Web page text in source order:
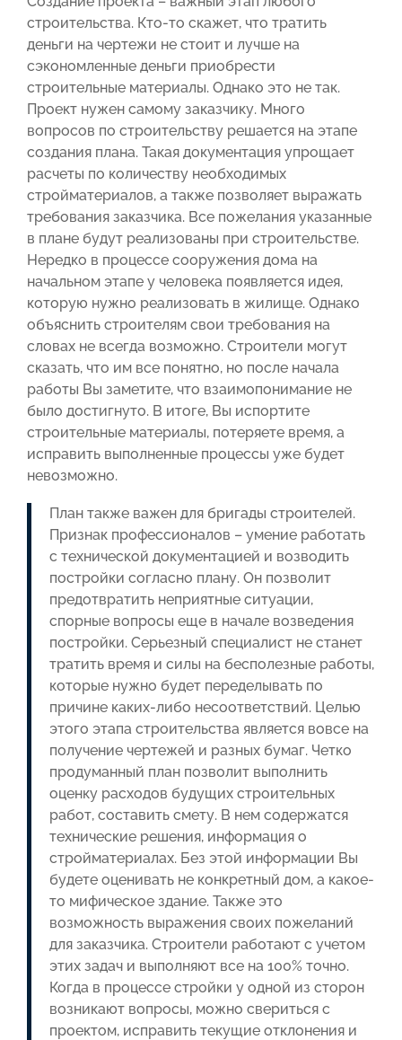
строительства. Кто-то скажет, что тратить
деньги на чертежи не стоит и лучше на
сэкономленные деньги приобрести
строительные материалы. Однако это не так.
Проект нужен самому заказчику. Много
вопросов по строительству решается на этапе
создания плана. Такая документация упрощает
расчеты по количеству необходимых
стройматериалов, а также позволяет выражать
требования заказчика. Все пожелания указанные
в плане будут реализованы при строительстве.
Нередко в процессе сооружения дома на
начальном этапе у человека появляется идея,
которую нужно реализовать в жилище. Однако
объяснить строителям свои требования на
словах не всегда возможно. Строители могут
сказать, что им все понятно, но после начала
работы Вы заметите, что взаимопонимание не
было достигнуто. В итоге, Вы испортите
строительные материалы, потеряете время, а
исправить выполненные процессы уже будет
невозможно.
План также важен для бригады строителей.
Признак профессионалов – умение работать
с технической документацией и возводить
постройки согласно плану. Он позволит
предотвратить неприятные ситуации,
спорные вопросы еще в начале возведения
постройки. Серьезный специалист не станет
тратить время и силы на бесполезные работы,
которые нужно будет переделывать по
причине каких-либо несоответствий. Целью
этого этапа строительства является вовсе на
получение чертежей и разных бумаг. Четко
продуманный план позволит выполнить
оценку расходов будущих строительных
работ, составить смету. В нем содержатся
технические решения, информация о
стройматериалах. Без этой информации Вы
будете оценивать не конкретный дом, а какое-
то мифическое здание. Также это
возможность выражения своих пожеланий
для заказчика. Строители работают с учетом
этих задач и выполняют все на 100% точно.
Когда в процессе стройки у одной из сторон
возникают вопросы, можно свериться с
проектом, исправить текущие отклонения и